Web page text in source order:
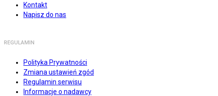
Kontakt
Napisz do nas
REGULAMIN
Polityka Prywatności
Zmiana ustawień zgód
Regulamin serwisu
Informacje o nadawcy